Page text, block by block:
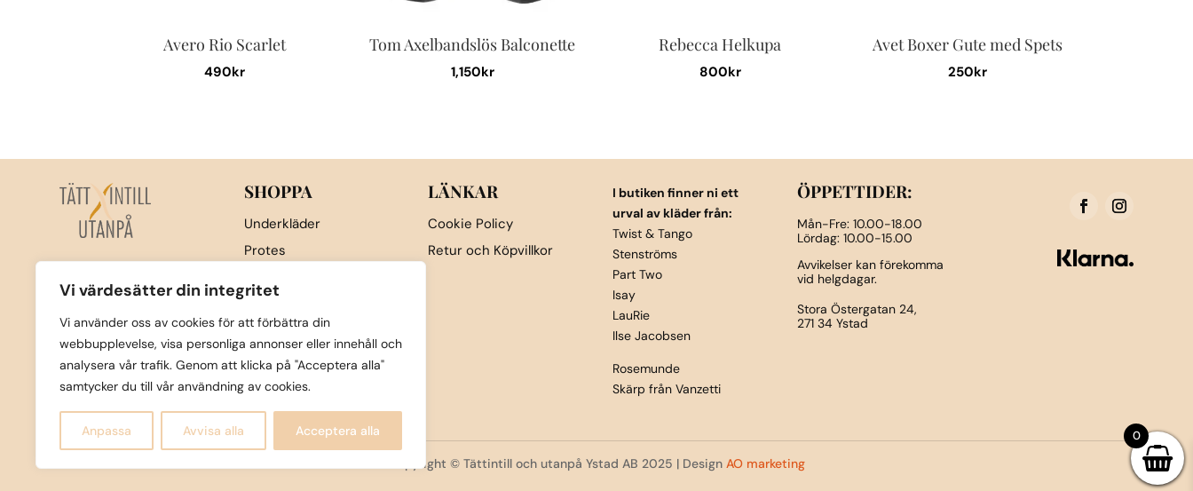
Vi värdesätter din integritet
Vi använder oss av cookies för att förbättra din
webbupplevelse, visa personliga annonser eller innehåll och
analysera vår trafik. Genom att klicka på "Acceptera alla"
samtycker du till vår användning av cookies.
Anpassa Avvisa alla Acceptera alla
Avero Rio Scarlet
490kr
har
flera
olika
kan
väljas
på
produktsidan
Tom Axelbandslös Balconette
1,150kr
har
flera
De
olika
Rebecca Helkupa
800kr
har
flera
varianter.
Avet Boxer Gute med Spets
250kr
har
SHOPPA
Underkläder
Protes
Sport
Strumpor
Badkläder
Övrigt
Nyheter
LÄNKAR
Cookie Policy
Retur och Köpvillkor
I butiken finner ni ett
urval av kläder från:
Twist & Tango
Stenströms
Part Two
Isay
LauRie
Ilse Jacobsen
Rosemunde
Skärp från Vanzetti
ÖPPETTIDER:
Mån-Fre: 10.00-18.00
Lördag: 10.00-15.00
Avvikelser kan förekomma
vid helgdagar.
Stora Östergatan 24,
271 34 Ystad
Copyright © Tättintill och utanpå Ystad AB 2025 | Design AO marketing
0